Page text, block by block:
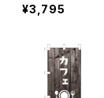
¥3,795